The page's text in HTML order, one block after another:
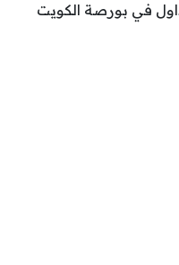
في بورصة الكويت